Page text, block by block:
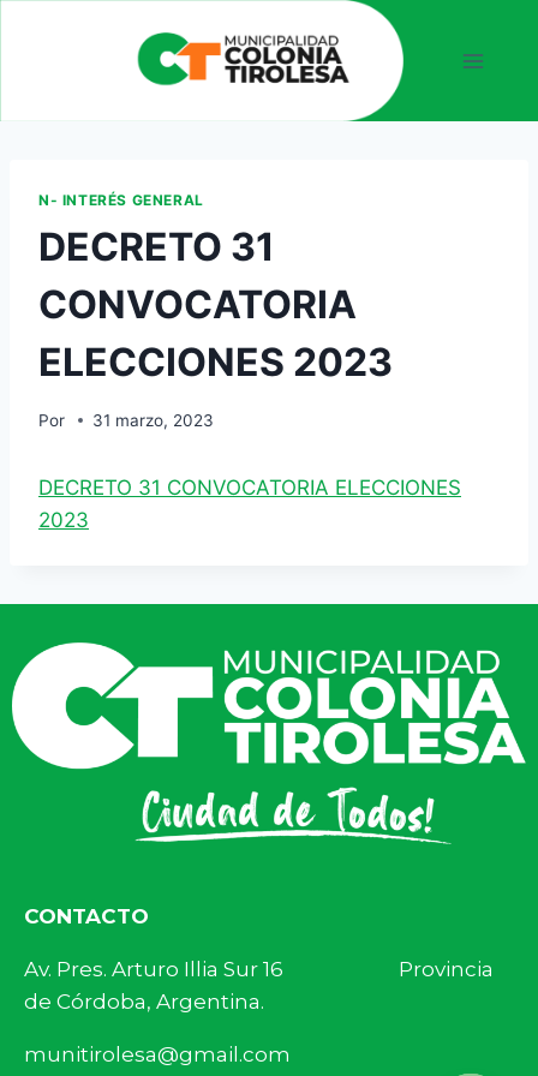
N- INTERÉS GENERAL
DECRETO 31
CONVOCATORIA
ELECCIONES 2023
Por 31 marzo, 2023
DECRETO 31 CONVOCATORIA ELECCIONES
2023
CONTACTO
Av. Pres. Arturo Illia Sur 16 Provincia
de Córdoba, Argentina.
munitirolesa@gmail.com